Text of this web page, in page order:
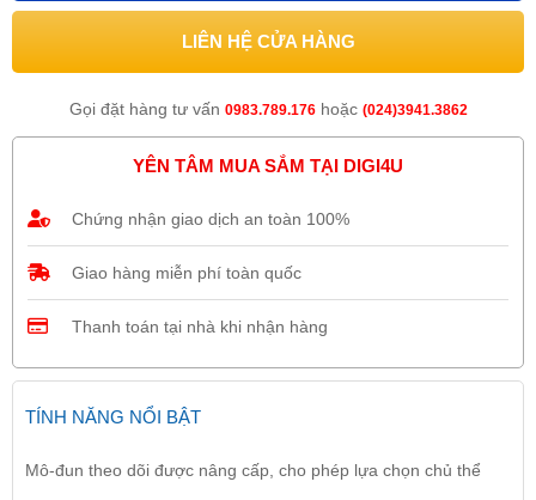
LIÊN HỆ CỬA HÀNG
Gọi đặt hàng tư vấn 0983.789.176hoặc (024)3941.3862
YÊN TÂM MUA SẮM TẠI DIGI4U
Chứng nhận giao dịch an toàn 100%
Giao hàng miễn phí toàn quốc
Thanh toán tại nhà khi nhận hàng
TÍNH NĂNG NỔI BẬT
Mô-đun theo dõi được nâng cấp, cho phép lựa chọn chủ thể